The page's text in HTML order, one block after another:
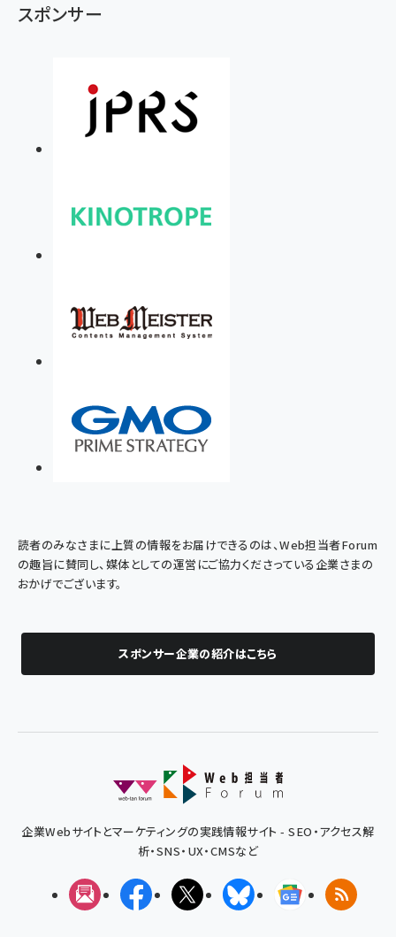
スポンサー
読者のみなさまに上質の情報をお届けできるのは、Web担当者Forum
の趣旨に賛同し、媒体としての運営にご協力くださっている企業さまの
おかげでございます。
スポンサー企業の紹介はこちら
企業Webサイトとマーケティングの実践情報サイト - SEO・アクセス解
析・SNS・UX・CMSなど
メルマガFacebookX(エックス)BlueskyGoogleニュ
RSS